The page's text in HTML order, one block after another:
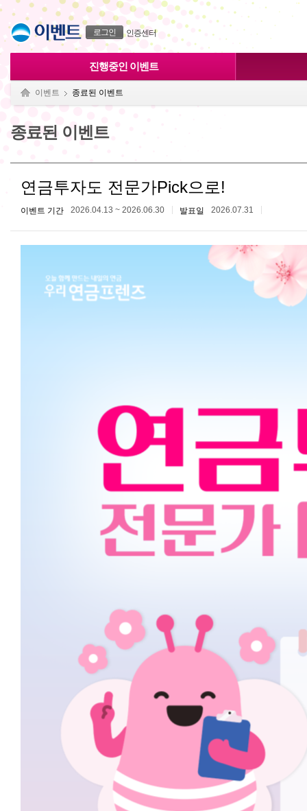
본문으로 바로가기
푸터 바로가기
로그인 인증센터
진행중인 이벤트
이벤트 종료된 이벤트
종료된 이벤트
연금투자도 전문가Pick으로!
이벤트 기간 2026.04.13 ~ 2026.06.30 발표일 2026.07.31